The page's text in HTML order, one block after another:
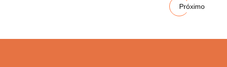
Próximo